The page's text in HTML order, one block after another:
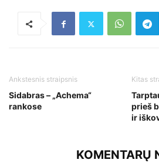
Ankstesnis straipsnis
Sidabras – „Achema“
rankose
Kitas
prieš
ir
KOMENTARŲ